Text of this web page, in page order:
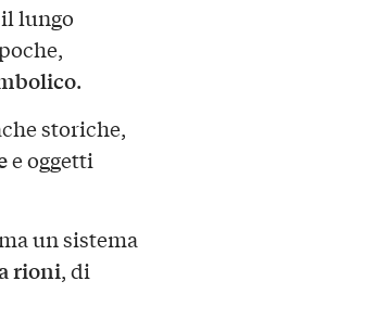
lungo
.
storiche,
e oggetti
un sistema
rioni, di